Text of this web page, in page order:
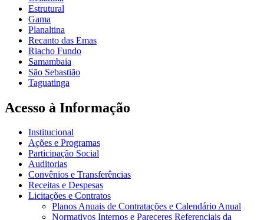
Estrutural
Gama
Planaltina
Recanto das Emas
Riacho Fundo
Samambaia
São Sebastião
Taguatinga
Acesso à Informação
Institucional
Ações e Programas
Participação Social
Auditorias
Convênios e Transferências
Receitas e Despesas
Licitações e Contratos
Planos Anuais de Contratações e Calendário Anual
Normativos Internos e Pareceres Referenciais da